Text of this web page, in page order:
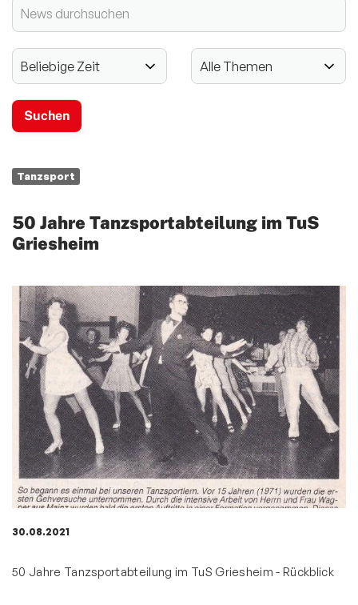
Tanzsport
50 Jahre Tanzsportabteilung im TuS
Griesheim
30.08.2021
50 Jahre Tanzsportabteilung im TuS Griesheim - Rückblick
2024 - 125-jähriges Jubiläum
Mitglieder-Service
Verantwortung